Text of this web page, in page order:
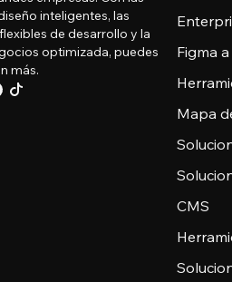
inteligentes, las
de desarrollo y la
optimizada, puedes
más.
Figma
Mapa
CMS